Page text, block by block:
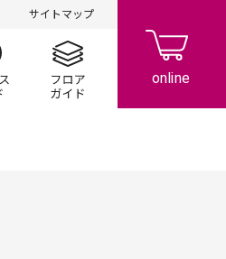
サイトマップ
集 サービスガイドフロアガイド